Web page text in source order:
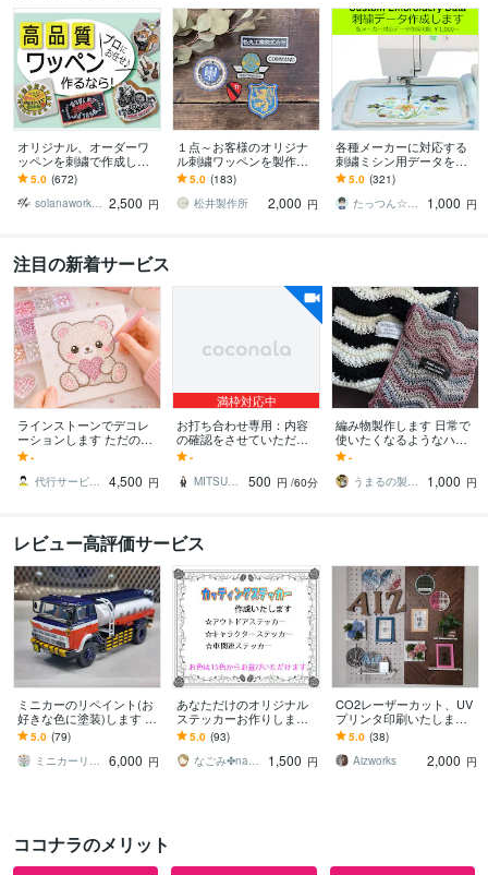
オリジナル、オーダーワ
ッペンを刺繍で作成しま
す 特別な一品を。絵柄や
図案、画像を刺繍ワッペ
ンでお作りします。
5.0 (672)
solanaworks ソラナワークス 2,500 円
１点～お客様のオリジナ
ル刺繍ワッペンを製作し
ます 高品質なワッペンを
お手軽に :-)
5.0 (183)
松井製作所
2,000 円
各種メーカーに対応する
刺繍ミシン用データを作
ります ブラザー・ジャノ
メ・シンガー等オリジナ
ル刺繍データの作成
5.0 (321)
たっつん☆刺しゅうデータ作成
1,000 円
注目の新着サービス
ラインストーンでデコレ
ーションします ただの物
から特別な一点へ。ライ
ンストーンで想いをカタ
チに
-
代行サービス888
4,500 円
満枠対応中
お打ち合わせ専用：内容
の確認をさせていただき
ます taiseeeeeee様とお仕
事について
-
MITSUCO ミツコ
500 円 /60分
編み物製作します 日常で
使いたくなるようなハン
ドメイド作品を製作して
います
-
うまるの製作代行
1,000 円
レビュー高評価サービス
ミニカーのリペイント(お
好きな色に塗装)します 20
年自動車鈑金塗装をして
きたおじさんのミニカー
の塗装です。
5.0 (79)
ミニカーリペイント工房
6,000 円
あなただけのオリジナル
ステッカーお作りします
アウトドア、キャラクタ
ーステッカーその他ご相
談下さい。
5.0 (93)
なごみ✤nagomi
1,500 円
CO2レーザーカット、UV
プリンタ印刷いたします
アクリル、木材、様々な
材料を加工いたします。
5.0 (38)
Aizworks
2,000 円
ココナラのメリット